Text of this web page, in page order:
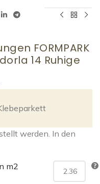
FORMPARK
14 Ruhige
werden. In den
m2